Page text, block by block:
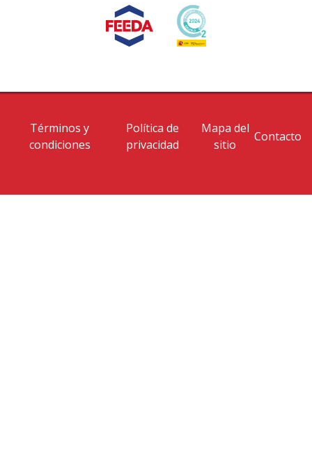
Términos y
condiciones
Política de
privacidad
Mapa del
sitio
Contacto